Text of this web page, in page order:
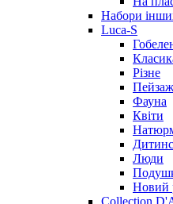
Набори
Luca-S
Різне
Фауна
Квіти
Люди
Новий
Collection